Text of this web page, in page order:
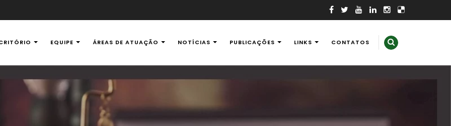
Ambiental
EQUIPE ÁREAS DE ATUAÇÃO NOTÍCIAS PUBLICAÇÕES LINKS CONTATOS